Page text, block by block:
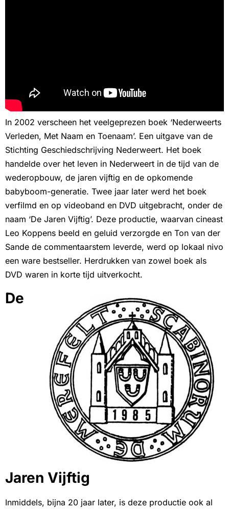
In 2002 verscheen het veelgeprezen boek ‘Nederweerts
Verleden, Met Naam en Toenaam’. Een uitgave van de
Stichting Geschiedschrijving Nederweert. Het boek
handelde over het leven in Nederweert in de tijd van de
wederopbouw, de jaren vijftig en de opkomende
babyboom-generatie. Twee jaar later werd het boek
verfilmd en op videoband en DVD uitgebracht, onder de
naam ‘De Jaren Vijftig’. Deze productie, waarvan cineast
Leo Koppens beeld en geluid verzorgde en Ton van der
Sande de commentaarstem leverde, werd op lokaal nivo
een ware bestseller. Herdrukken van zowel boek als
DVD waren in korte tijd uitverkocht.
De
Jaren Vijftig
Inmiddels, bijna 20 jaar later, is deze productie ook al